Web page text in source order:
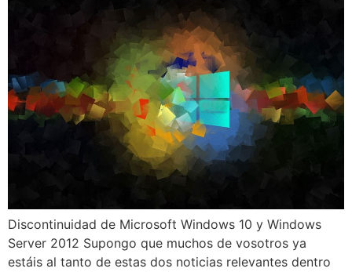
Discontinuidad de Microsoft Windows 10 y Windows
Server 2012 Supongo que muchos de vosotros ya
estáis al tanto de estas dos noticias relevantes dentro